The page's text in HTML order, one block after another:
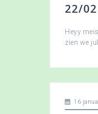
22/02
Heyy
zien we
16